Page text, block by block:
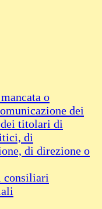
o
dei
titolari di
di
di direzione o
consiliari